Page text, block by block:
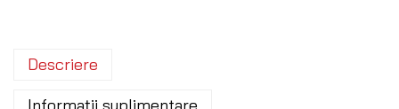
Descriere
Informații suplimentare